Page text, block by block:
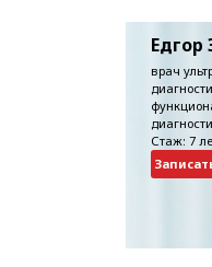
Едгор
врач
Стаж: 7